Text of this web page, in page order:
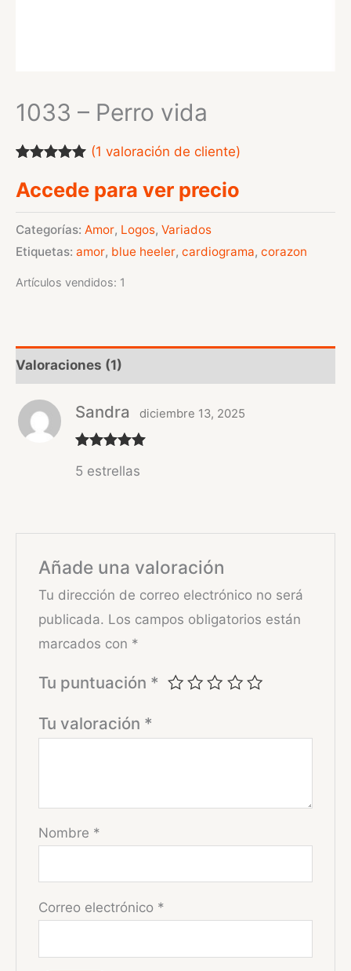
1033 – Perro vida
con5.00 de
5 en base a
valoración
de un cliente
(1 valoración de cliente)
Accede para ver precio
Categorías: Amor, Logos, Variados
Etiquetas: amor, blue heeler, cardiograma, corazon
Artículos vendidos: 1
Valoraciones (1)
con5de 5
Sandra diciembre 13, 2025
5 estrellas
Añade una valoración
Tu dirección de correo electrónico no será
publicada. Los campos obligatorios están
marcados con *
Tu puntuación *
Tu valoración *
Nombre *
Correo electrónico *